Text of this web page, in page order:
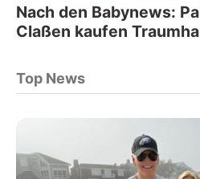
Nach den Babynews:
Claßen kaufen
Top News